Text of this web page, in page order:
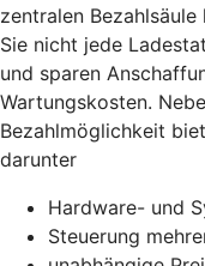
zentralen
Sie nicht jede
und sparen
Wartungskosten.
Bezahlmöglichkeit
darunter
Hardware- und
Steuerung